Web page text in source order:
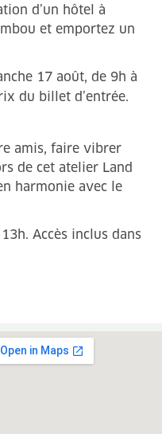
d’un hôtel à
et emportez un
17 août, de 9h à
du billet d’entrée.
amis, faire vibrer
de cet atelier Land
harmonie avec le
Accès inclus dans